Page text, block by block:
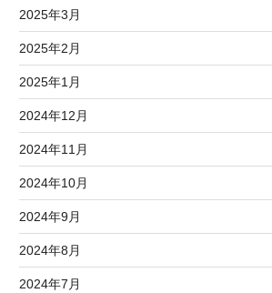
2025年3月
2025年2月
2025年1月
2024年12月
2024年11月
2024年10月
2024年9月
2024年8月
2024年7月